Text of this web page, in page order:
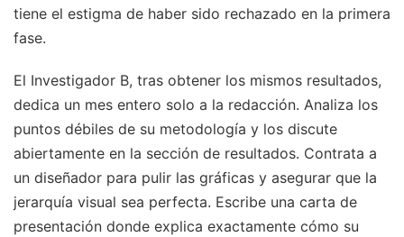
tiene el estigma de haber sido rechazado en la primera
fase.
El Investigador B, tras obtener los mismos resultados,
dedica un mes entero solo a la redacción. Analiza los
puntos débiles de su metodología y los discute
abiertamente en la sección de resultados. Contrata a
un diseñador para pulir las gráficas y asegurar que la
jerarquía visual sea perfecta. Escribe una carta de
presentación donde explica exactamente cómo su